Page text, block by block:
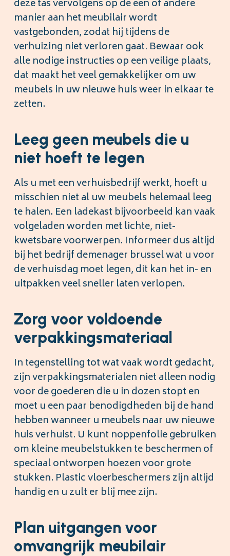
deze tas vervolgens op de een of andere
manier aan het meubilair wordt
vastgebonden, zodat hij tijdens de
verhuizing niet verloren gaat. Bewaar ook
alle nodige instructies op een veilige plaats,
dat maakt het veel gemakkelijker om uw
meubels in uw nieuwe huis weer in elkaar te
zetten.
Leeg geen meubels die u
niet hoeft te legen
Als u met een verhuisbedrijf werkt, hoeft u
misschien niet al uw meubels helemaal leeg
te halen. Een ladekast bijvoorbeeld kan vaak
volgeladen worden met lichte, niet-
kwetsbare voorwerpen. Informeer dus altijd
bij het bedrijf demenager brussel wat u voor
de verhuisdag moet legen, dit kan het in- en
uitpakken veel sneller laten verlopen.
Zorg voor voldoende
verpakkingsmateriaal
In tegenstelling tot wat vaak wordt gedacht,
zijn verpakkingsmaterialen niet alleen nodig
voor de goederen die u in dozen stopt en
moet u een paar benodigdheden bij de hand
hebben wanneer u meubels naar uw nieuwe
huis verhuist. U kunt noppenfolie gebruiken
om kleine meubelstukken te beschermen of
speciaal ontworpen hoezen voor grote
stukken. Plastic vloerbeschermers zijn altijd
handig en u zult er blij mee zijn.
Plan uitgangen voor
omvangrijk meubilair